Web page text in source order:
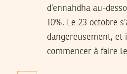
d’ennahdha au-
10%. Le 23 octobre
dangereusement,
commencer à faire